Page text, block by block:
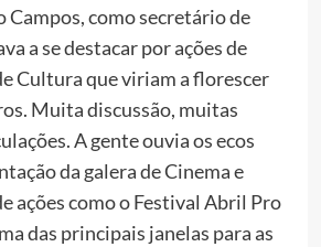
Campos, como secretário de
a se destacar por ações de
Cultura que viriam a florescer
Muita discussão, muitas
A gente ouvia os ecos
da galera de Cinema e
ações como o Festival Abril Pro
das principais janelas para as